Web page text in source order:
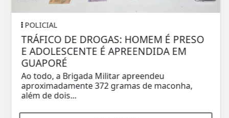
POLICIAL
TRÁFICO DE DROGAS: HOMEM É PRESO
E ADOLESCENTE É APREENDIDA EM
GUAPORÉ
Ao todo, a Brigada Militar apreendeu
aproximadamente 372 gramas de maconha,
além de dois...